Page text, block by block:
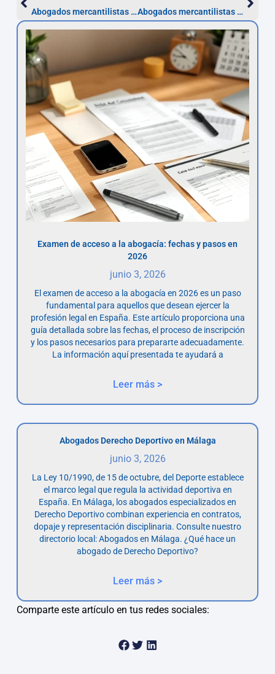
Abogados mercantilistas en Teruel — constitución desde 3.000€
Abogados mercantilistas Cádiz — pasos y prescripción 5 años
Examen de acceso a la abogacía: fechas y pasos en
2026
junio 3, 2026
El examen de acceso a la abogacía en 2026 es un paso
fundamental para aquellos que desean ejercer la
profesión legal en España. Este artículo proporciona una
guía detallada sobre las fechas, el proceso de inscripción
y los pasos necesarios para prepararte adecuadamente.
La información aquí presentada te ayudará a
Leer más >
Abogados Derecho Deportivo en Málaga
junio 3, 2026
La Ley 10/1990, de 15 de octubre, del Deporte establece
el marco legal que regula la actividad deportiva en
España. En Málaga, los abogados especializados en
Derecho Deportivo combinan experiencia en contratos,
dopaje y representación disciplinaria. Consulte nuestro
directorio local: Abogados en Málaga. ¿Qué hace un
abogado de Derecho Deportivo?
Leer más >
Comparte este artículo en tus redes sociales: